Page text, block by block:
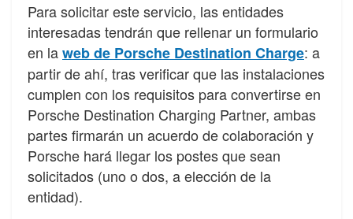
Para solicitar este servicio, las entidades
interesadas tendrán que rellenar un formulario
en laweb de Porsche Destination Charge: a
partir de ahí, tras verificar que las instalaciones
cumplen con los requisitos para convertirse en
Porsche Destination Charging Partner, ambas
partes firmarán un acuerdo de colaboración y
Porsche hará llegar los postes que sean
solicitados (uno o dos, a elección de la
entidad).